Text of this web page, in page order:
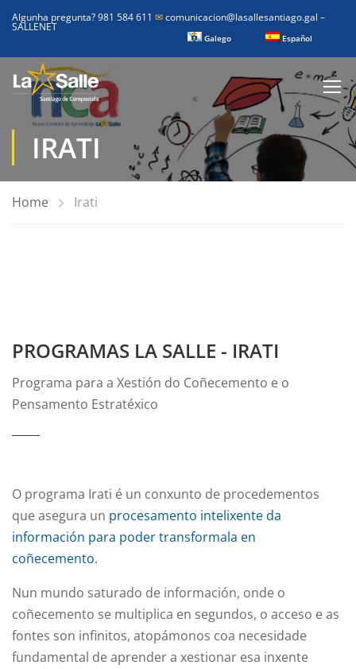
Algunha pregunta? 981 584 611 ✉comunicacion@lasallesantiago.gal –
SALLENET
Galego Español
IRATI
Home Irati
PROGRAMAS LA SALLE - IRATI
Programa para a Xestión do Coñecemento e o
Pensamento Estratéxico
O programa Irati é un conxunto de procedementos
que asegura un procesamento intelixente da
información para poder transformala en
coñecemento.
Nun mundo saturado de información, onde o
coñecemento se multiplica en segundos, o acceso e as
fontes son infinitos, atopámonos coa necesidade
fundamental de aprender a xestionar esa inxente